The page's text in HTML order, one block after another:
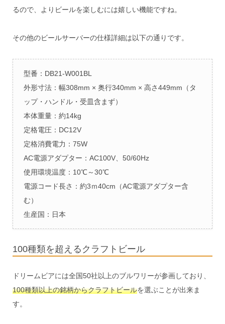
るので、よりビールを楽しむには嬉しい機能ですね。
その他のビールサーバーの仕様詳細は以下の通りです。
型番：DB21-W001BL
外形寸法：幅308mm × 奥行340mm × 高さ449mm（タ
ップ・ハンドル・受皿含まず）
本体重量：約14kg
定格電圧：DC12V
定格消費電力：75W
AC電源アダプター：AC100V、50/60Hz
使用環境温度：10℃～30℃
電源コード長さ：約3ｍ40cm（AC電源アダプター含
む）
生産国：日本
100種類を超えるクラフトビール
ドリームビアには全国50社以上のブルワリーが参画しており、
100種類以上の銘柄からクラフトビールを選ぶことが出来ま
す。